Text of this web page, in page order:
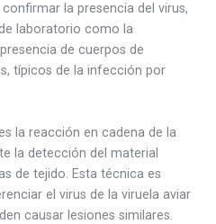
la presencia del virus,
laboratorio como la
de cuerpos de
típicos de la infección por
la reacción en cadena de la
la detección del material
de tejido. Esta técnica es
el virus de la viruela aviar
causar lesiones similares.